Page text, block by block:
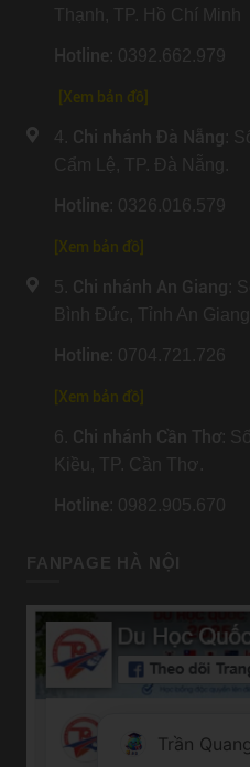
Thạnh, TP. Hồ Chí Minh
Hotline: 0392.662.979
[Xem bản đồ]
4. Chi nhánh Đà Nẵng:
Cẩm Lệ, TP. Đà Nẵng.
Hotline: 0326.016.579
Xem bản đồ
5. Chi nhánh An Giang:
Bình Đức, Tỉnh An
Hotline: 0704.721.726
Xem bản đồ
6. Chi nhánh Cần Thơ:
Kiều, TP. Cần Thơ.
Hotline: 0982.905.670
FANPAGE HÀ NỘI
Trần